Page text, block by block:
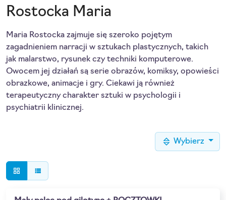
Rostocka Maria
Maria Rostocka zajmuje się szeroko pojętym
zagadnieniem narracji w sztukach plastycznych, takich
jak malarstwo, rysunek czy techniki komputerowe.
Owocem jej działań są serie obrazów, komiksy, opowieści
obrazkowe, animacje i gry. Ciekawi ją również
terapeutyczny charakter sztuki w psychologii i
psychiatrii klinicznej.
Wybierz
grid_view view_list